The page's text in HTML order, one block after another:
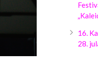
16.
28.